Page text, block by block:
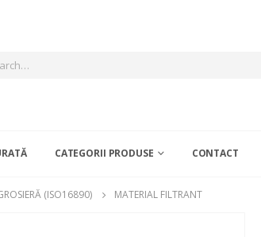
CATEGORII PRODUSE CONTACT
(ISO16890) MATERIAL FILTRANT